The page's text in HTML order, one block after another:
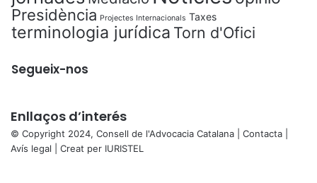
Presidència Projectes Internacionals Taxes
terminologia jurídica Torn d'Ofici
Segueix-nos
Enllaços d’interés
© Copyright 2024, Consell de l'Advocacia Catalana | Contacta
Avís legal | Creat per IURISTEL